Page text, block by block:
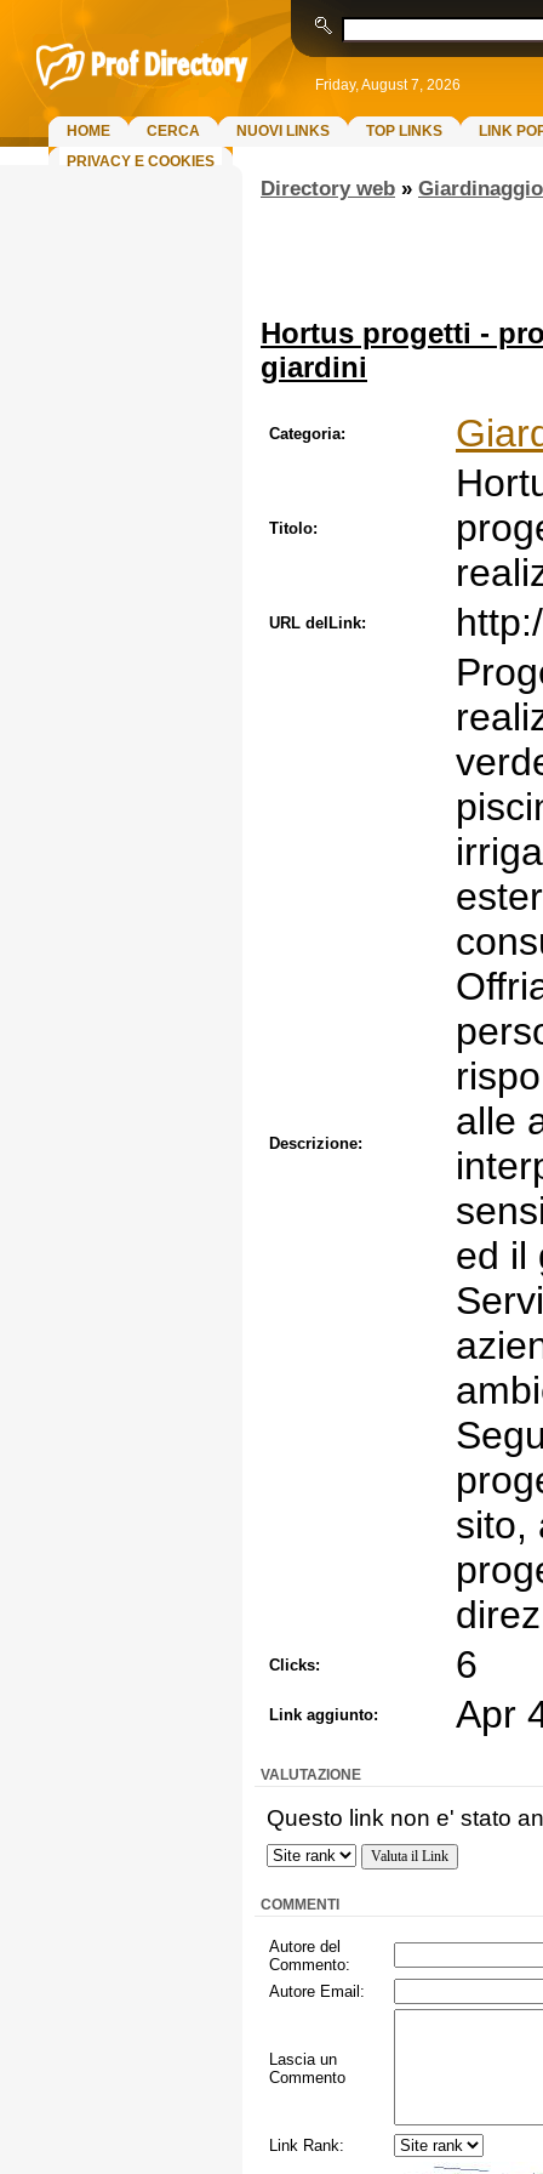
Friday, August 7, 2026
HOME CERCA NUOVI LINKS TOP LINKS
LINK
PRIVACY E COOKIES
Directory web » Giardinaggio
Hortus progetti -
giardini
Categoria:
Titolo:
URL delLink:
Descrizione:
alle
ed il
sito,
Clicks: 6
Link aggiunto: Apr
VALUTAZIONE
Questo link non e' stato
COMMENTI
Autore del
Commento:
Autore Email:
Lascia un
Commento
Link Rank: